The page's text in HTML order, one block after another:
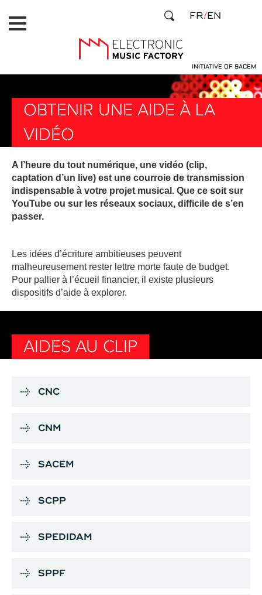
au
contenu
INITIATIVE OF SACEM
FR EN
OBTENIR UNE AIDE À LA
VIDÉO
A l’heure du tout numérique, une vidéo (clip,
captation d’un live) est une courroie de transmission
indispensable à votre projet musical. Que ce soit sur
YouTube ou sur les réseaux sociaux, difficile de s’en
passer.
Les idées d’écriture ambitieuses peuvent
malheureusement rester lettre morte faute de budget.
Pour pallier à l’écueil financier, il existe plusieurs
dispositifs d’aide à explorer.
AIDES AU CLIP
CNC
CNM
SACEM
SCPP
SPEDIDAM
SPPF